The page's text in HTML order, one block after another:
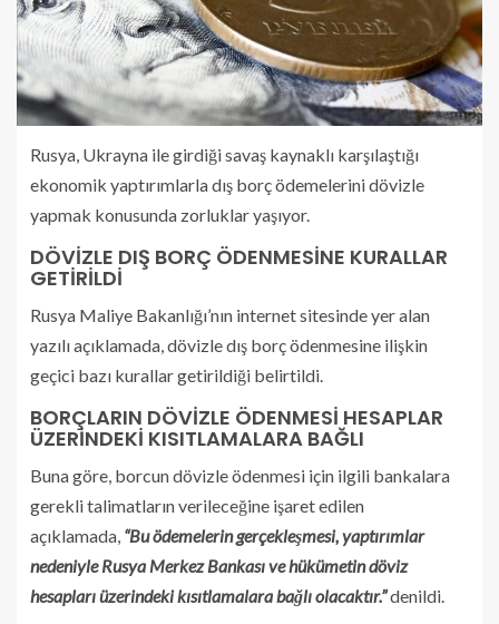
Rusya, Ukrayna ile girdiği savaş kaynaklı karşılaştığı
ekonomik yaptırımlarla dış borç ödemelerini dövizle
yapmak konusunda zorluklar yaşıyor.
DÖVİZLE DIŞ BORÇ ÖDENMESİNE KURALLAR
GETİRİLDİ
Rusya Maliye Bakanlığı’nın internet sitesinde yer alan
yazılı açıklamada, dövizle dış borç ödenmesine ilişkin
geçici bazı kurallar getirildiği belirtildi.
BORÇLARIN DÖVİZLE ÖDENMESİ HESAPLAR
ÜZERİNDEKİ KISITLAMALARA BAĞLI
Buna göre, borcun dövizle ödenmesi için ilgili bankalara
gerekli talimatların verileceğine işaret edilen
açıklamada, “Bu ödemelerin gerçekleşmesi, yaptırımlar
nedeniyle Rusya Merkez Bankası ve hükümetin döviz
hesapları üzerindeki kısıtlamalara bağlı olacaktır.”denildi.